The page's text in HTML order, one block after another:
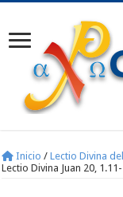
Inicio / Lectio Divina
Lectio Divina Juan 20,